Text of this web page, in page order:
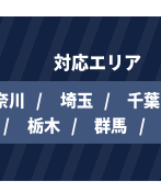
対応エリア
川 埼玉 千葉
栃木 群馬